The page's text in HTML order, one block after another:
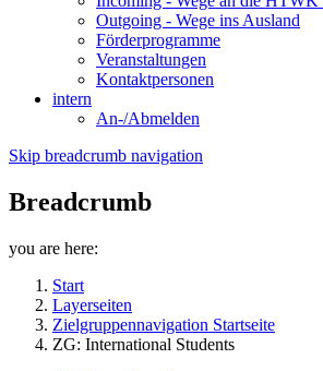
Outgoing - Wege ins Ausland
Förderprogramme
Veranstaltungen
Kontaktpersonen
intern
An-/Abmelden
Skip breadcrumb navigation
Breadcrumb
you are here:
Start
Layerseiten
Zielgruppennavigation Startseite
ZG: International Students